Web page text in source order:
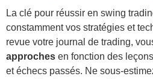
La clé pour réussir en swing
constamment vos stratégies et
revue votre journal de trading,
approches en fonction des
et échecs passés. Ne sous-